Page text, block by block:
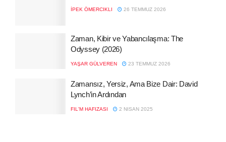
İPEK ÖMERCIKLI 26 TEMMUZ 2026
Zaman, Kibir ve Yabancılaşma: The
Odyssey (2026)
YAŞAR GÜLVEREN 23 TEMMUZ 2026
Zamansız, Yersiz, Ama Bize Dair: David
Lynch’in Ardından
FIL'M HAFIZASI 2 NISAN 2025